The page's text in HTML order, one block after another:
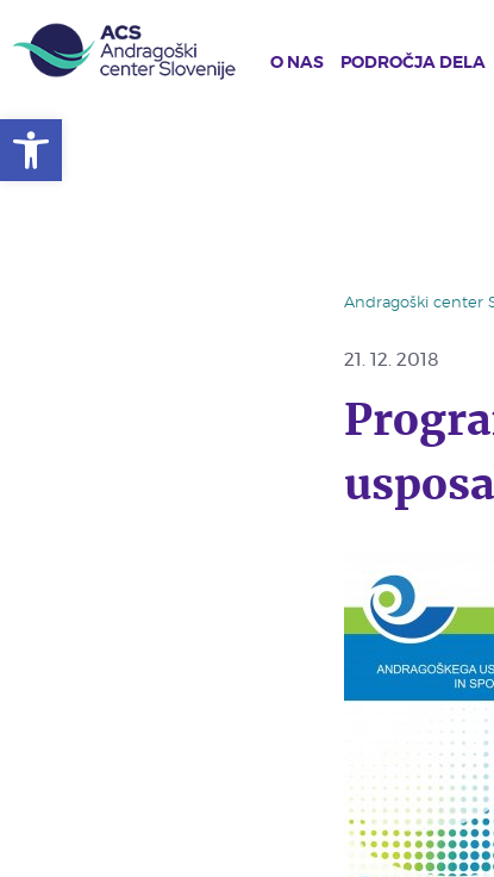
O NAS PODROČJA DELA
Andragoški center
21. 12. 2018
Open toolbar